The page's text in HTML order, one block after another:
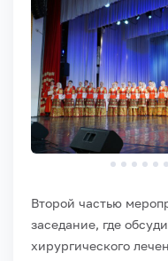
Второй частью
заседание, где
хирургического